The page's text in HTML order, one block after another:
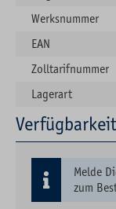
Werksnummer
EAN
Zolltarifnummer
Lagerart
Verfügbarkeit
Melde
zum